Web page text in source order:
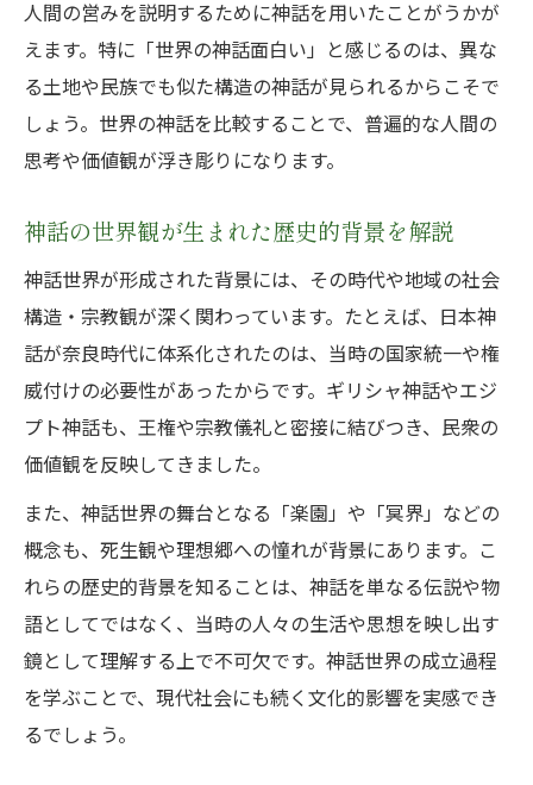
性
神話における神と人間の関係性の変遷を考
察
神話世界の英雄譚が現代に与える影響とは
神話世界の物語が共通化する要因を紐解く
神話に見られる楽園や始まりの象徴の意味
とは
神話世界で語られる創世神話の相似点を探
る
世界の神話に共通するモチーフの由来と考
察
神話世界が時空を超えて似る理由を解説す
る
神話世界における楽園や始まりの象徴
始まりの神話に込められた世界観と意味を
人間の営みを説明するために神話を用いたことがうかが
えます。特に「世界の神話面白い」と感じるのは、異な
る土地や民族でも似た構造の神話が見られるからこそで
しょう。世界の神話を比較することで、普遍的な人間の
思考や価値観が浮き彫りになります。
神話の世界観が生まれた歴史的背景を解説
神話世界が形成された背景には、その時代や地域の社会
構造・宗教観が深く関わっています。たとえば、日本神
話が奈良時代に体系化されたのは、当時の国家統一や権
威付けの必要性があったからです。ギリシャ神話やエジ
プト神話も、王権や宗教儀礼と密接に結びつき、民衆の
価値観を反映してきました。
また、神話世界の舞台となる「楽園」や「冥界」などの
概念も、死生観や理想郷への憧れが背景にあります。こ
れらの歴史的背景を知ることは、神話を単なる伝説や物
語としてではなく、当時の人々の生活や思想を映し出す
鏡として理解する上で不可欠です。神話世界の成立過程
を学ぶことで、現代社会にも続く文化的影響を実感でき
るでしょう。